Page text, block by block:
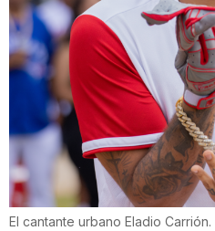
El cantante urbano Eladio Carrión.